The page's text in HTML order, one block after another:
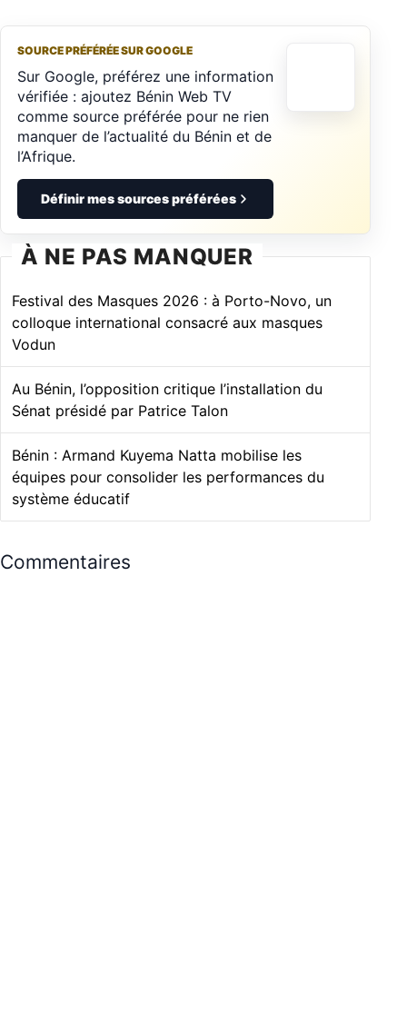
SOURCE PRÉFÉRÉE SUR GOOGLE
Sur Google, préférez une information
vérifiée : ajoutez Bénin Web TV
comme source préférée pour ne rien
manquer de l’actualité du Bénin et de
l’Afrique.
Définir mes sources préférées
À NE PAS MANQUER
Festival des Masques 2026 : à Porto-Novo, un
colloque international consacré aux masques
Vodun
Au Bénin, l’opposition critique l’installation du
Sénat présidé par Patrice Talon
Bénin : Armand Kuyema Natta mobilise les
équipes pour consolider les performances du
système éducatif
Commentaires